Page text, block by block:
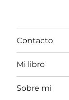
Contacto
Mi libro
Sobre mi